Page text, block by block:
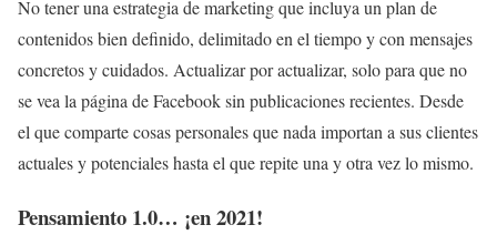
No tener una estrategia de marketing que incluya un plan de
contenidos bien definido, delimitado en el tiempo y con mensajes
concretos y cuidados. Actualizar por actualizar, solo para que no
se vea la página de Facebook sin publicaciones recientes. Desde
el que comparte cosas personales que nada importan a sus clientes
actuales y potenciales hasta el que repite una y otra vez lo mismo.
Pensamiento 1.0… ¡en 2021!